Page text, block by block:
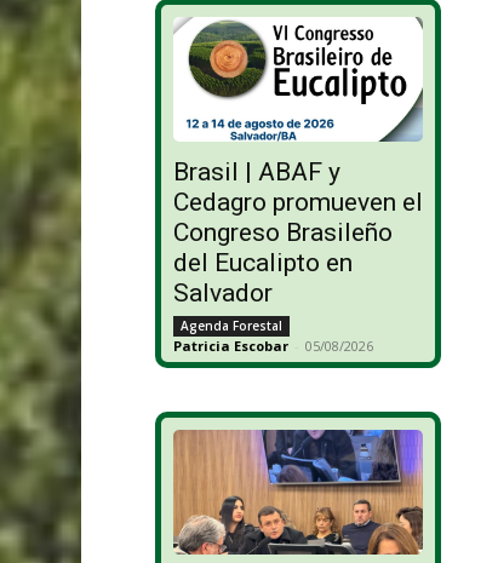
Brasil | ABAF y
Cedagro promueven el
Congreso Brasileño
del Eucalipto en
Salvador
Agenda Forestal
Patricia Escobar - 05/08/2026